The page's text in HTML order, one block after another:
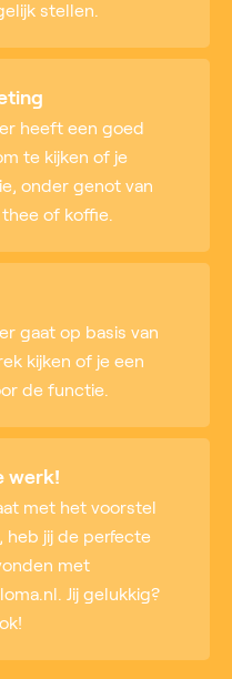
stellen.
heeft een goed
te kijken of je
onder genot van
of koffie.
gaat op basis van
kijken of je een
de functie.
werk!
met het voorstel
heb jij de perfecte
met
Jij gelukkig?